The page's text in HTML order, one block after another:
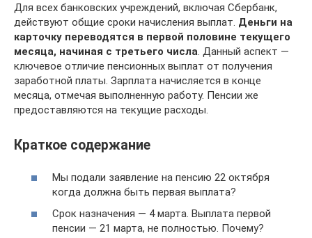
Для всех банковских учреждений, включая Сбербанк,
действуют общие сроки начисления выплат. Деньги на
карточку переводятся в первой половине текущего
месяца, начиная с третьего числа. Данный аспект —
ключевое отличие пенсионных выплат от получения
заработной платы. Зарплата начисляется в конце
месяца, отмечая выполненную работу. Пенсии же
предоставляются на текущие расходы.
Краткое содержание
Мы подали заявление на пенсию 22 октября
когда должна быть первая выплата?
Срок назначения — 4 марта. Выплата первой
пенсии — 21 марта, не полностью. Почему?